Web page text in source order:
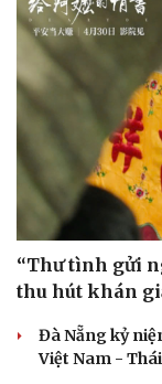
“Thư tình gửi
thu hút khán
Đà Nẵng kỷ
Việt Nam -